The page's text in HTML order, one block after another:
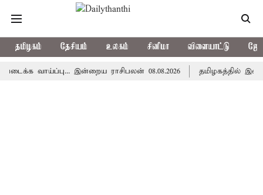
தமிழகம் தேசியம் உலகம் சினிமா விளையாட்டு
இன்றைய ராசிபலன் 08.08.2026 தமிழகத்தில் இன்று